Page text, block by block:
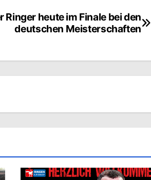
Ringer heute im Finale bei den
deutschen Meisterschaften